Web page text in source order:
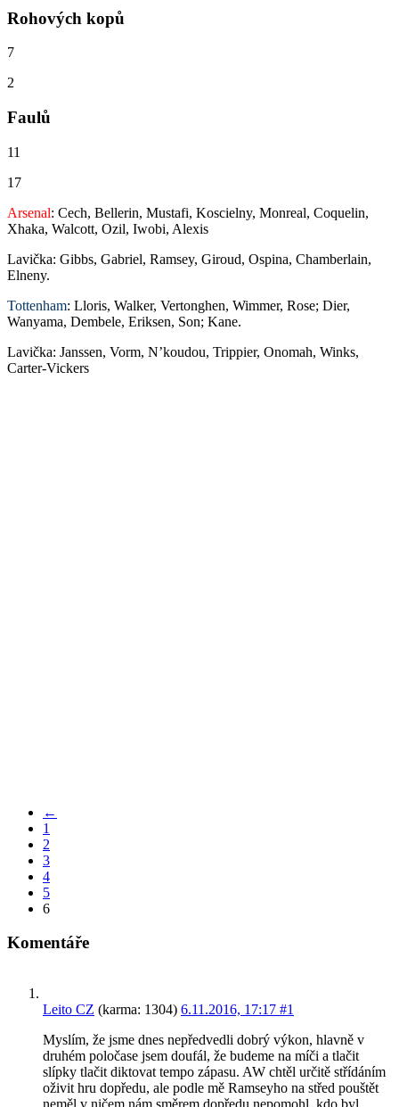
Rohových kopů
7
2
Faulů
11
17
Arsenal: Cech, Bellerin, Mustafi, Koscielny, Monreal, Coquelin,
Xhaka, Walcott, Ozil, Iwobi, Alexis
Lavička: Gibbs, Gabriel, Ramsey, Giroud, Ospina, Chamberlain,
Elneny.
Tottenham: Lloris, Walker, Vertonghen, Wimmer, Rose; Dier,
Wanyama, Dembele, Eriksen, Son; Kane.
Lavička: Janssen, Vorm, N’koudou, Trippier, Onomah, Winks,
Carter-Vickers
←
1
2
3
4
5
6
Komentáře
Leito CZ (karma: 1304) 6.11.2016, 17:17 #1
Myslím, že jsme dnes nepředvedli dobrý výkon, hlavně v
druhém poločase jsem doufál, že budeme na míči a tlačit
slípky tlačit diktovat tempo zápasu. AW chtěl určitě střídáním
oživit hru dopředu, ale podle mě Ramseyho na střed pouštět